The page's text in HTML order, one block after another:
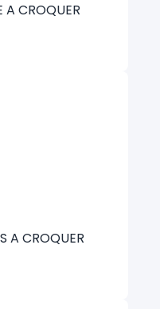
A CROQUER
A CROQUER